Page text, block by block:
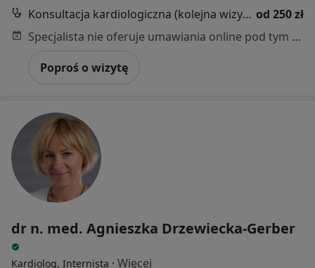
Konsultacja kardiologiczna (kolejna wizyta) od 250 zł
Specjalista nie oferuje umawiania online pod tym adresem.
Poproś o wizytę
dr n. med. Agnieszka Drzewiecka-Gerber
Kardiolog, Internista · Więcej